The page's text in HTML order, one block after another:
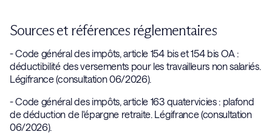
Sources et références réglementaires
- Code général des impôts, article 154 bis et 154 bis OA :
déductibilité des versements pour les travailleurs non salariés.
Légifrance (consultation 06/2026).
- Code général des impôts, article 163 quatervicies : plafond
de déduction de l'épargne retraite. Légifrance (consultation
06/2026).